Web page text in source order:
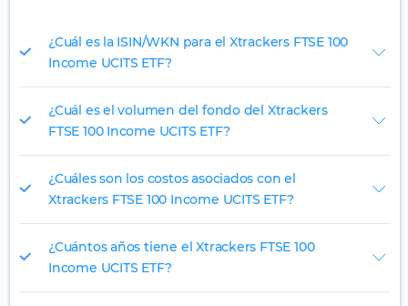
¿Cuál es la ISIN/WKN para el Xtrackers FTSE 100
Income UCITS ETF?
¿Cuál es el volumen del fondo del Xtrackers
FTSE 100 Income UCITS ETF?
¿Cuáles son los costos asociados con el
Xtrackers FTSE 100 Income UCITS ETF?
¿Cuántos años tiene el Xtrackers FTSE 100
Income UCITS ETF?